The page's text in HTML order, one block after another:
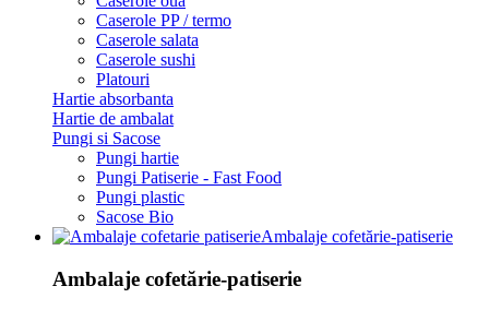
Caserole PP / termo
Caserole salata
Caserole sushi
Platouri
Hartie absorbanta
Hartie de ambalat
Pungi si Sacose
Pungi hartie
Pungi Patiserie - Fast Food
Pungi plastic
Sacose Bio
Ambalaje cofetărie-patiserie
Ambalaje cofetărie-patiserie